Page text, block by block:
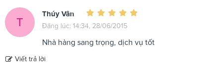
T
Thúy Vân
Đăng lúc: 14:34, 28/06/2015
Nhà hàng sang trọng, dịch vụ tốt
Viết trả lời